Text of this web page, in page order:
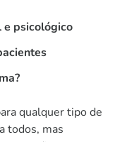
e psicológico
qualquer tipo de
todos, mas